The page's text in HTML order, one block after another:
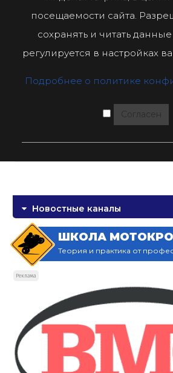
посещаемости сайта.
сохранять и читать
регулируется в настройках
Подробнее о политике
Согласен
Новостные каналы
ШКОЛА
Теория и практика от
Реклама